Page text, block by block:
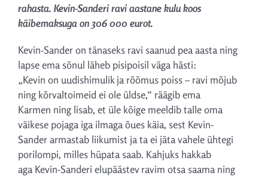
rahasta. Kevin-Sanderi ravi aastane kulu koos
käibemaksuga on 306 000 eurot.
Kevin-Sander on tänaseks ravi saanud pea aasta ning
lapse ema sõnul läheb pisipoisil väga hästi:
„Kevin on uudishimulik ja rõõmus poiss – ravi mõjub
ning kõrvaltoimeid ei ole üldse,“ räägib ema
Karmen ning lisab, et üle kõige meeldib talle oma
väikese pojaga iga ilmaga õues käia, sest Kevin-
Sander armastab liikumist ja ta ei jäta vahele ühtegi
porilompi, milles hüpata saab. Kahjuks hakkab
aga Kevin-Sanderi elupäästev ravim otsa saama ning